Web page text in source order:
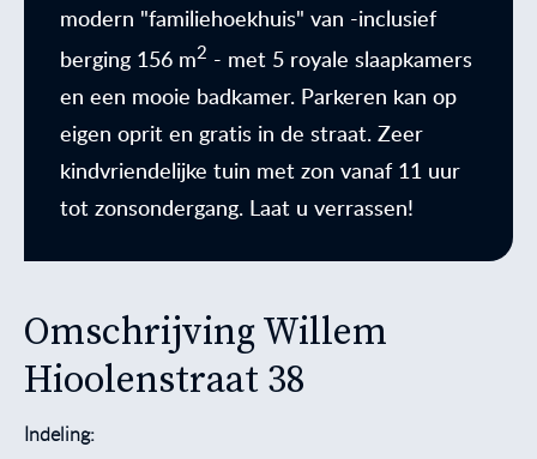
modern "familiehoekhuis" van -inclusief
berging 156 m2 - met 5 royale slaapkamers
en een mooie badkamer. Parkeren kan op
eigen oprit en gratis in de straat. Zeer
kindvriendelijke tuin met zon vanaf 11 uur
tot zonsondergang. Laat u verrassen!
Omschrijving Willem
Hioolenstraat 38
Indeling: